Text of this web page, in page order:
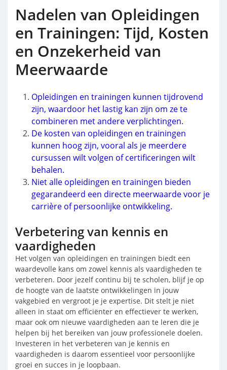
Nadelen van Opleidingen
en Trainingen: Tijd, Kosten
en Onzekerheid van
Meerwaarde
Opleidingen en trainingen kunnen tijdrovend
zijn, waardoor het lastig kan zijn om ze te
combineren met andere verplichtingen.
De kosten van opleidingen en trainingen
kunnen hoog zijn, vooral als je meerdere
cursussen wilt volgen of certificeringen wilt
behalen.
Niet alle opleidingen en trainingen bieden
gegarandeerd een directe meerwaarde voor je
carrière of persoonlijke ontwikkeling.
Verbetering van kennis en
vaardigheden
Het volgen van opleidingen en trainingen biedt een
waardevolle kans om zowel kennis als vaardigheden te
verbeteren. Door jezelf continu bij te scholen, blijf je op
de hoogte van de laatste ontwikkelingen in jouw
vakgebied en vergroot je je expertise. Dit stelt je niet
alleen in staat om efficiënter en effectiever te werken,
maar ook om nieuwe vaardigheden aan te leren die je
helpen bij het bereiken van jouw professionele doelen.
Investeren in het verbeteren van je kennis en
vaardigheden is daarom essentieel voor persoonlijke
groei en succes in je loopbaan.